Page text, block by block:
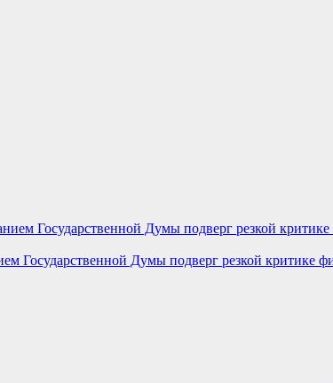
Государственной Думы подверг резкой критике